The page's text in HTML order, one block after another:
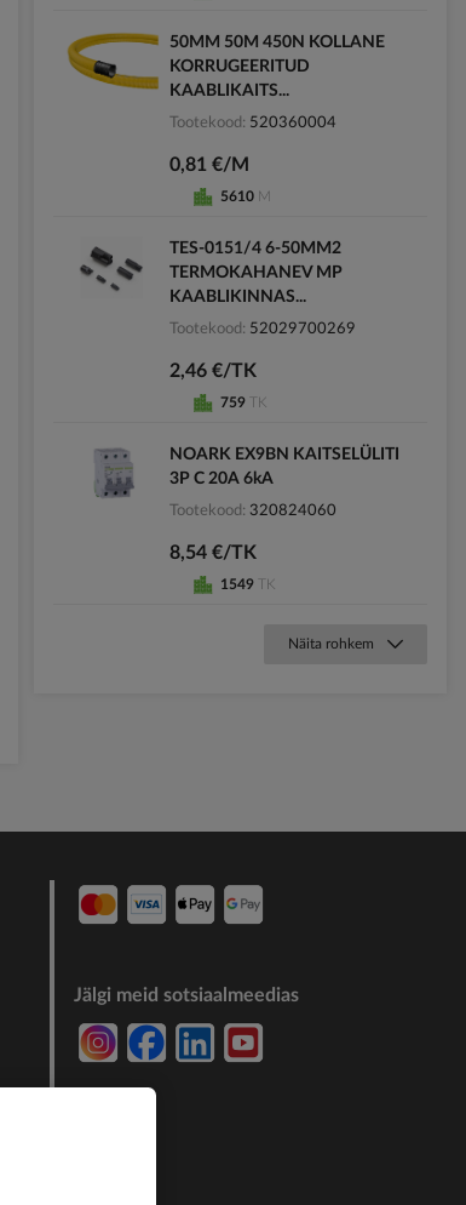
50MM 50M 450N KOLLANE
KORRUGEERITUD
KAABLIKAITS...
Tootekood 520360004
0,81 €/M
5610 M
TES-0151/4 6-50MM2
TERMOKAHANEV MP
KAABLIKINNAS...
Tootekood 52029700269
2,46 €/TK
759 TK
NOARK EX9BN KAITSELÜLITI
3P C 20A 6kA
Tootekood 320824060
8,54 €/TK
1549 TK
Näita rohkem
Jälgi meid sotsiaalmeedias